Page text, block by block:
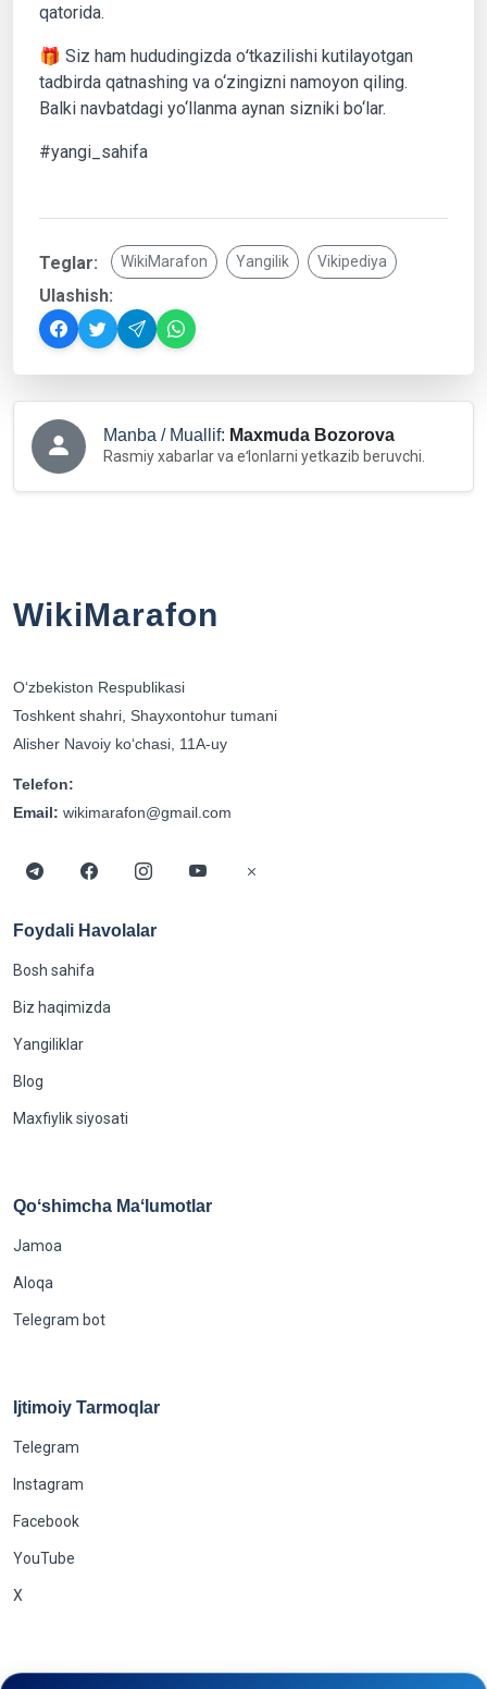
qatorida.
🎁 Siz ham hududingizda oʻtkazilishi kutilayotgan
tadbirda qatnashing va o‘zingizni namoyon qiling.
Balki navbatdagi yo‘llanma aynan sizniki bo‘lar.
#yangi_sahifa
Teglar: WikiMarafon Yangilik Vikipediya
Ulashish:
Manba / Muallif: Maxmuda Bozorova
Rasmiy xabarlar va eʻlonlarni yetkazib beruvchi.
WikiMarafon
Oʻzbekiston Respublikasi
Toshkent shahri, Shayxontohur tumani
Alisher Navoiy koʻchasi, 11A-uy
Telefon:
Email: wikimarafon@gmail.com
Foydali Havolalar
Bosh sahifa
Biz haqimizda
Yangiliklar
Blog
Maxfiylik siyosati
Qoʻshimcha Maʻlumotlar
Jamoa
Aloqa
Telegram bot
Ijtimoiy Tarmoqlar
Telegram
Instagram
Facebook
YouTube
X